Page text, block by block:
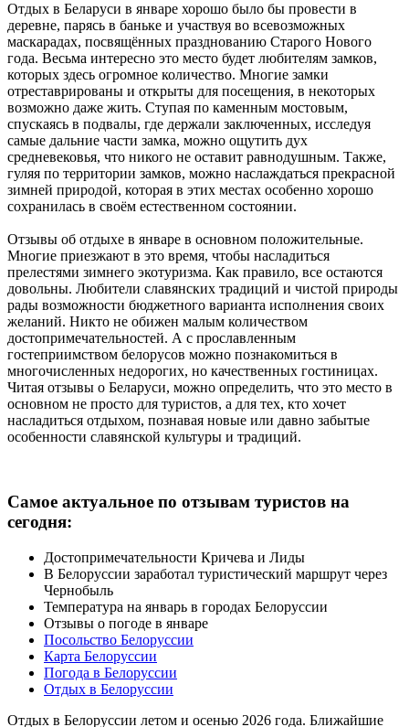
Отдых в Беларуси в январе хорошо было бы провести в
деревне, парясь в баньке и участвуя во всевозможных
маскарадах, посвящённых празднованию Старого Нового
года. Весьма интересно это место будет любителям замков,
которых здесь огромное количество. Многие замки
отреставрированы и открыты для посещения, в некоторых
возможно даже жить. Ступая по каменным мостовым,
спускаясь в подвалы, где держали заключенных, исследуя
самые дальние части замка, можно ощутить дух
средневековья, что никого не оставит равнодушным. Также,
гуляя по территории замков, можно наслаждаться прекрасной
зимней природой, которая в этих местах особенно хорошо
сохранилась в своём естественном состоянии.
Отзывы об отдыхе в январе в основном положительные.
Многие приезжают в это время, чтобы насладиться
прелестями зимнего экотуризма. Как правило, все остаются
довольны. Любители славянских традиций и чистой природы
рады возможности бюджетного варианта исполнения своих
желаний. Никто не обижен малым количеством
достопримечательностей. А с прославленным
гостеприимством белорусов можно познакомиться в
многочисленных недорогих, но качественных гостиницах.
Читая отзывы о Беларуси, можно определить, что это место в
основном не просто для туристов, а для тех, кто хочет
насладиться отдыхом, познавая новые или давно забытые
особенности славянской культуры и традиций.
Самое актуальное по отзывам туристов на
сегодня:
Достопримечательности Кричева и Лиды
В Белоруссии заработал туристический маршрут через
Чернобыль
Температура на январь в городах Белоруссии
Отзывы о погоде в январе
Посольство Белоруссии
Карта Белоруссии
Погода в Белоруссии
Отдых в Белоруссии
Отдых в Белоруссии летом и осенью 2026 года. Ближайшие